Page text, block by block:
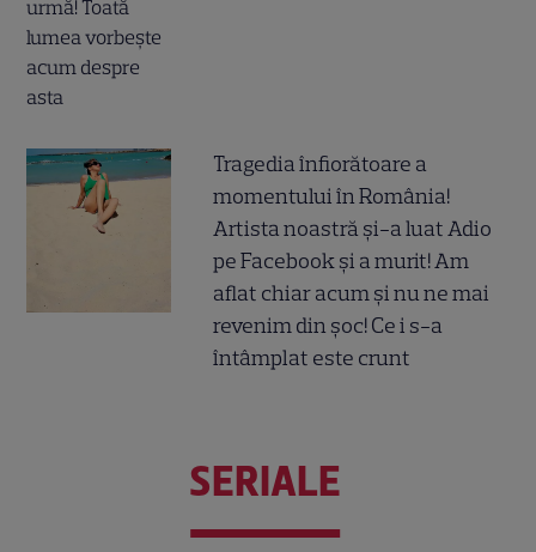
Tragedia înfiorătoare a
momentului în România!
Artista noastră și-a luat Adio
pe Facebook și a murit! Am
aflat chiar acum și nu ne mai
revenim din șoc! Ce i s-a
întâmplat este crunt
SERIALE